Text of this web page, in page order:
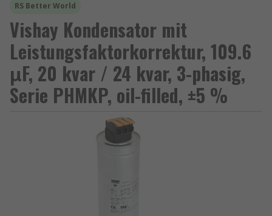
RS Better World
Vishay Kondensator mit
Leistungsfaktorkorrektur, 109.6
μF, 20 kvar / 24 kvar, 3-phasig,
Serie PHMKP, oil-filled, ±5 %